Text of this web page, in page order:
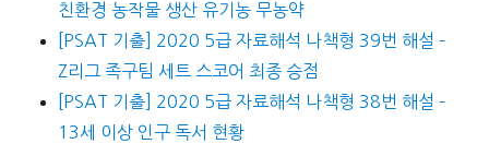
친환경 농작물 생산 유기농 무농약
[PSAT 기출] 2020 5급 자료해석 나책형 39번 해설 –
Z리그 족구팀 세트 스코어 최종 승점
[PSAT 기출] 2020 5급 자료해석 나책형 38번 해설 –
13세 이상 인구 독서 현황